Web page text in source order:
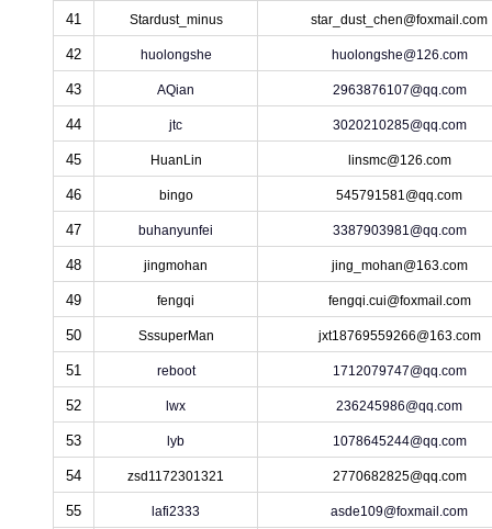
41 Stardust_minus star_dust_chen@foxmail.com
42 huolongshe huolongshe@126.com
43 AQian 2963876107@qq.com
44 jtc 3020210285@qq.com
45 HuanLin linsmc@126.com
46 bingo 545791581@qq.com
47 buhanyunfei 3387903981@qq.com
48 jingmohan jing_mohan@163.com
49 fengqi fengqi.cui@foxmail.com
50 SssuperMan jxt18769559266@163.com
51 reboot 1712079747@qq.com
52 lwx 236245986@qq.com
53 lyb 1078645244@qq.com
54 zsd1172301321 2770682825@qq.com
55 lafi2333 asde109@foxmail.com